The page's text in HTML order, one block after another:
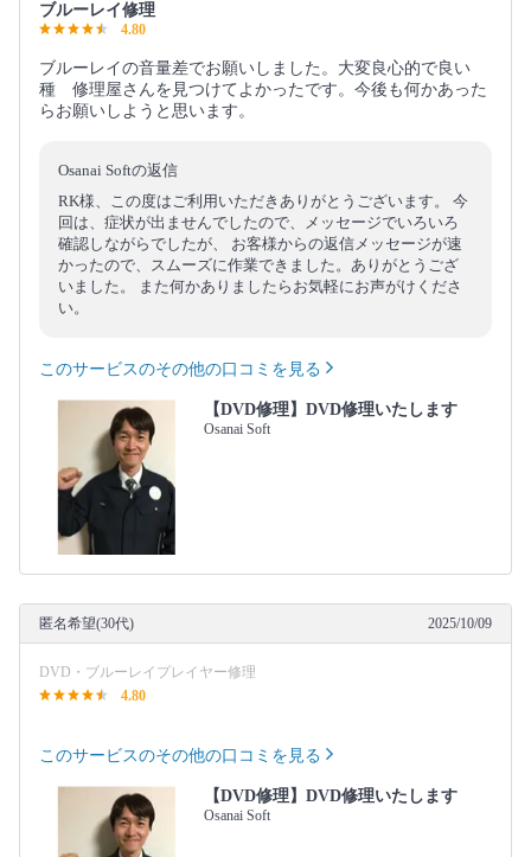
ブルーレイ修理
4.80
ブルーレイの音量差でお願いしました。大変良心的で良い
種 修理屋さんを見つけてよかったです。今後も何かあった
らお願いしようと思います。
Osanai Softの返信
RK様、この度はご利用いただきありがとうございます。 今
回は、症状が出ませんでしたので、メッセージでいろいろ
確認しながらでしたが、 お客様からの返信メッセージが速
かったので、スムーズに作業できました。ありがとうござ
いました。 また何かありましたらお気軽にお声がけくださ
い。
このサービスのその他の口コミを見る
【DVD修理】DVD修理いたします
Osanai Soft
匿名希望(30代) 2025/10/09
DVD・ブルーレイプレイヤー修理
4.80
このサービスのその他の口コミを見る
【DVD修理】DVD修理いたします
Osanai Soft